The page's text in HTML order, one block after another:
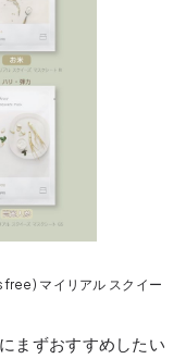
マイリアル スクイー
まずおすすめしたい